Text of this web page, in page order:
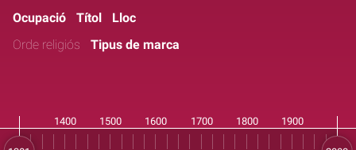
Ocupació
Títol
Lloc
Orde religiós
Tipus de marca